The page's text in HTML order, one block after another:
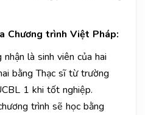
Chương trình Việt Pháp:
là sinh viên của hai
bằng Thạc sĩ từ trường
1 khi tốt nghiệp.
trình sẽ học bằng